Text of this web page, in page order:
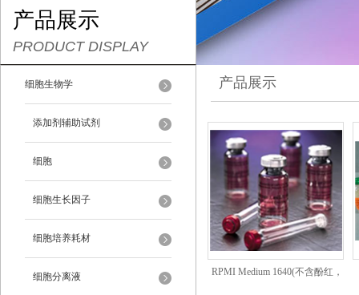
产品展示
PRODUCT DISPLAY
细胞生物学
添加剂辅助试剂
细胞
细胞生长因子
细胞培养耗材
细胞分离液
产品展示
RPMI Medium 1640(不含酚红，